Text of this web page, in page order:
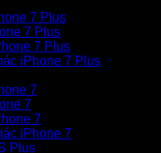
7 Plus
7 Plus
7 Plus
iPhone 7 Plus
7
7
7
iPhone 7
Plus